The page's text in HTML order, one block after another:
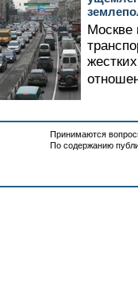
Москве
Принимаются
По содержанию